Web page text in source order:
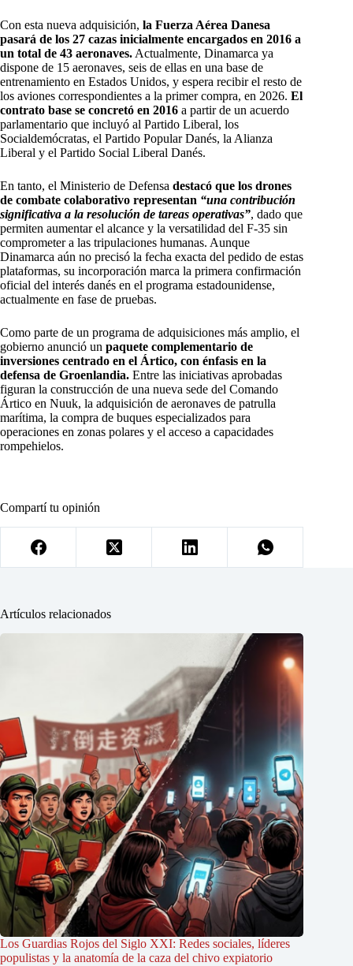
Con esta nueva adquisición, la Fuerza Aérea Danesa
pasará de los 27 cazas inicialmente encargados en 2016 a
un total de 43 aeronaves. Actualmente, Dinamarca ya
dispone de 15 aeronaves, seis de ellas en una base de
entrenamiento en Estados Unidos, y espera recibir el resto de
los aviones correspondientes a la primer compra, en 2026. El
contrato base se concretó en 2016 a partir de un acuerdo
parlamentario que incluyó al Partido Liberal, los
Socialdemócratas, el Partido Popular Danés, la Alianza
Liberal y el Partido Social Liberal Danés.
En tanto, el Ministerio de Defensa destacó que los drones
de combate colaborativo representan “una contribución
significativa a la resolución de tareas operativas”, dado que
permiten aumentar el alcance y la versatilidad del F-35 sin
comprometer a las tripulaciones humanas. Aunque
Dinamarca aún no precisó la fecha exacta del pedido de estas
plataformas, su incorporación marca la primera confirmación
oficial del interés danés en el programa estadounidense,
actualmente en fase de pruebas.
Como parte de un programa de adquisiciones más amplio, el
gobierno anunció un paquete complementario de
inversiones centrado en el Ártico, con énfasis en la
defensa de Groenlandia. Entre las iniciativas aprobadas
figuran la construcción de una nueva sede del Comando
Ártico en Nuuk, la adquisición de aeronaves de patrulla
marítima, la compra de buques especializados para
operaciones en zonas polares y el acceso a capacidades
rompehielos.
Compartí tu opinión
Artículos relacionados
Los Guardias Rojos del Siglo XXI: Redes sociales, líderes
populistas y la anatomía de la caza del chivo expiatorio